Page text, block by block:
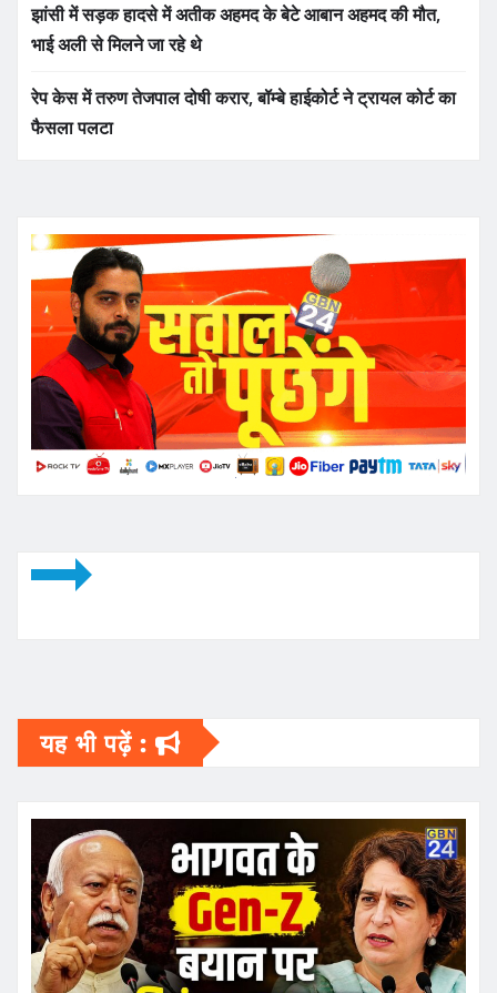
झांसी में सड़क हादसे में अतीक अहमद के बेटे आबान अहमद की मौत,
भाई अली से मिलने जा रहे थे
रेप केस में तरुण तेजपाल दोषी करार, बॉम्बे हाईकोर्ट ने ट्रायल कोर्ट का
फैसला पलटा
यह भी पढ़ें :